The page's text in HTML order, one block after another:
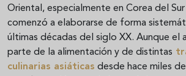
Oriental, especialmente en Corea del
comenzó a elaborarse de forma
últimas décadas del siglo XX. Aunque el
parte de la alimentación y de distintas
culinarias asiáticas desde hace miles